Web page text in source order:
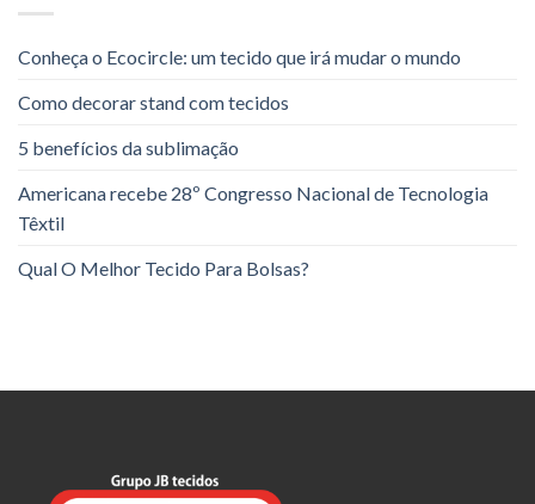
Conheça o Ecocircle: um tecido que irá mudar o mundo
Como decorar stand com tecidos
5 benefícios da sublimação
Americana recebe 28º Congresso Nacional de Tecnologia
Têxtil
Qual O Melhor Tecido Para Bolsas?